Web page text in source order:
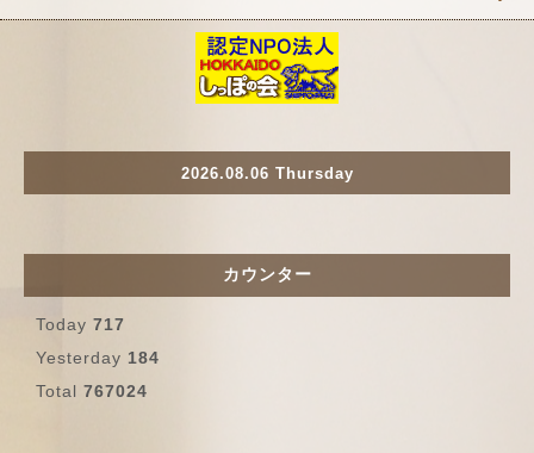
2026.08.06 Thursday
カウンター
Today 717
Yesterday 184
Total 767024